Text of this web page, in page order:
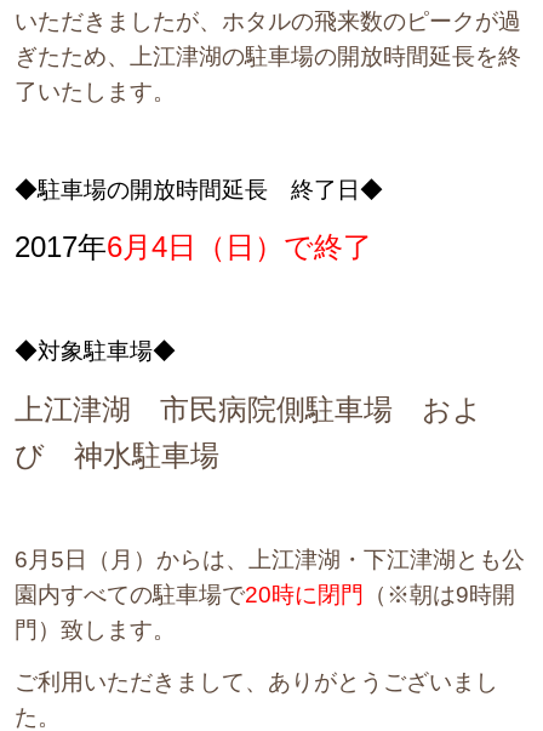
いただきましたが、ホタルの飛来数のピークが過
ぎたため、上江津湖の駐車場の開放時間延長を終
了いたします。
◆駐車場の開放時間延長 終了日◆
2017年6月4日（日） で終了
◆対象駐車場◆
上江津湖 市民病院側駐車場 およ
び 神水駐車場
6月5日（月）からは、上江津湖・下江津湖とも公
園内すべての駐車場で20時に閉門
（※朝は9時開
門）致します。
ご利用いただきまして、ありがとうございまし
た。